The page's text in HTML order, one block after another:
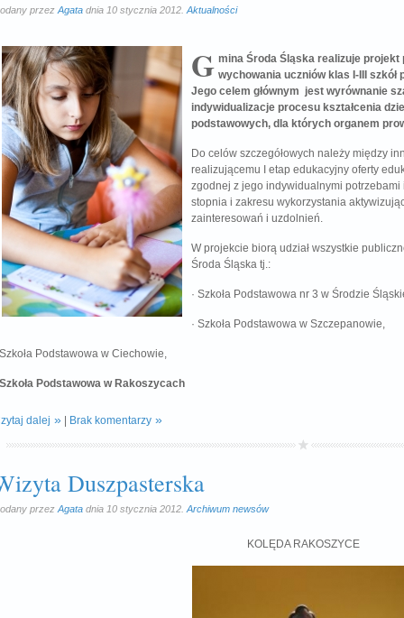
przez Agata dnia 10 stycznia 2012. Aktualności
G mina Środa Śląska realizuje
wychowania uczniów klas I-III
Jego celem głównym jest wyrównanie
indywidualizacje procesu kształcenia
podstawowych, dla których organem
Do celów szczegółowych należy między
realizującemu I etap edukacyjny oferty
zgodnej z jego indywidualnymi
stopnia i zakresu wykorzystania
zainteresowań i uzdolnień.
W projekcie biorą udział wszystkie
Środa Śląska tj.:
· Szkoła Podstawowa nr 3 w Środzie
· Szkoła Podstawowa w Szczepanowie,
Szkoła Podstawowa w Ciechowie,
Szkoła Podstawowa w Rakoszycach
dalej Brak komentarzy
Duszpasterska
przez Agata dnia 10 stycznia 2012. Archiwum newsów
KOLĘDA RAKOSZYCE